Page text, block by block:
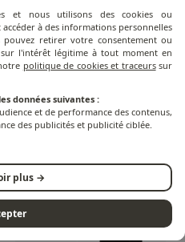
Plancha Modern
Électrique 60 cm,
Chariot et Capot Acier
Noir
964,17 €
Pack
et nous utilisons des cookies ou
à des informations personnelles
retirer votre consentement ou
l'intérêt légitime à tout moment en
politique de cookies et traceurssur
données suivantes :
et de performance des contenus,
des publicités et publicité ciblée.
plus →